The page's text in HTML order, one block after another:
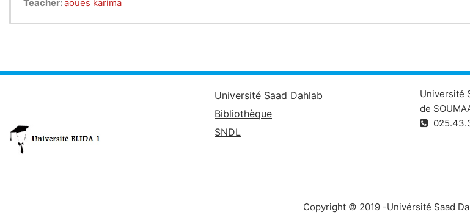
Teacher:aoues karima
Université Saad Dahlab
Bibliothèque
SNDL
Université
de
Copyright © 2019 -Univérsité Saad